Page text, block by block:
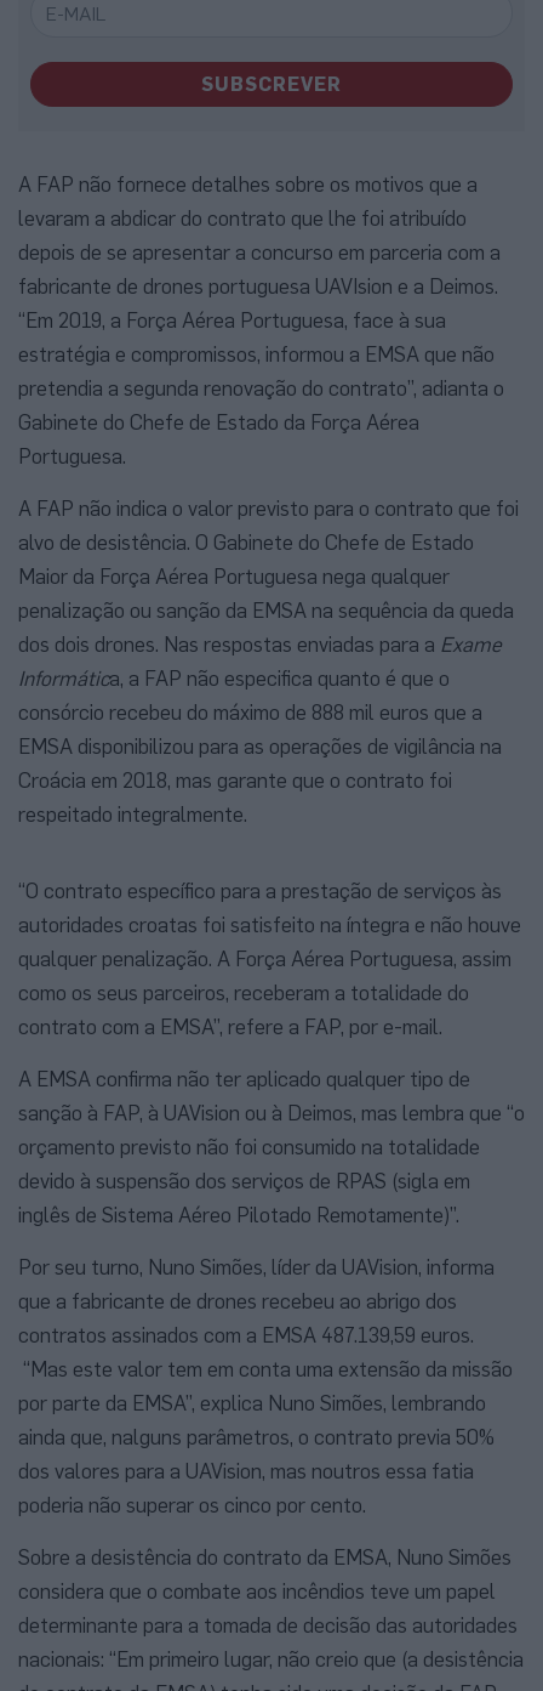
SUBSCREVER
A FAP não fornece detalhes sobre os motivos que a
levaram a abdicar do contrato que lhe foi atribuído
depois de se apresentar a concurso em parceria com a
fabricante de drones portuguesa UAVIsion e a Deimos.
“Em 2019, a Força Aérea Portuguesa, face à sua
estratégia e compromissos, informou a EMSA que não
pretendia a segunda renovação do contrato”, adianta o
Gabinete do Chefe de Estado da Força Aérea
Portuguesa.
A FAP não indica o valor previsto para o contrato que foi
alvo de desistência. O Gabinete do Chefe de Estado
Maior da Força Aérea Portuguesa nega qualquer
penalização ou sanção da EMSA na sequência da queda
dos dois drones. Nas respostas enviadas para a Exame
Informática, a FAP não especifica quanto é que o
consórcio recebeu do máximo de 888 mil euros que a
EMSA disponibilizou para as operações de vigilância na
Croácia em 2018, mas garante que o contrato foi
respeitado integralmente.
“O contrato específico para a prestação de serviços às
autoridades croatas foi satisfeito na íntegra e não houve
qualquer penalização. A Força Aérea Portuguesa, assim
como os seus parceiros, receberam a totalidade do
contrato com a EMSA”, refere a FAP, por e-mail.
A EMSA confirma não ter aplicado qualquer tipo de
sanção à FAP, à UAVision ou à Deimos, mas lembra que “o
orçamento previsto não foi consumido na totalidade
devido à suspensão dos serviços de RPAS (sigla em
inglês de Sistema Aéreo Pilotado Remotamente)”.
Por seu turno, Nuno Simões, líder da UAVision, informa
que a fabricante de drones recebeu ao abrigo dos
contratos assinados com a EMSA 487.139,59 euros.
“Mas este valor tem em conta uma extensão da missão
por parte da EMSA”, explica Nuno Simões, lembrando
ainda que, nalguns parâmetros, o contrato previa 50%
dos valores para a UAVision, mas noutros essa fatia
poderia não superar os cinco por cento.
Sobre a desistência do contrato da EMSA, Nuno Simões
considera que o combate aos incêndios teve um papel
determinante para a tomada de decisão das autoridades
nacionais: “Em primeiro lugar, não creio que (a desistência